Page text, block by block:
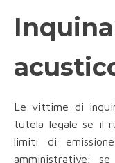
Le vittime di
tutela legale se il
limiti di
amministrative;